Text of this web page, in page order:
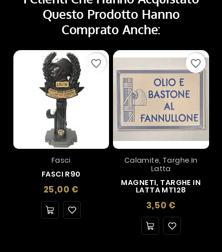
Questo Prodotto Hanno
Comprato Anche:
Fasci
FASCI R90
25,00 €Prezzo
favorite_border
Calamite, Targhe In
Latta
MAGNETI, TARGHE IN
LATTA MT128
3,50 €Prezzo
favorite_border